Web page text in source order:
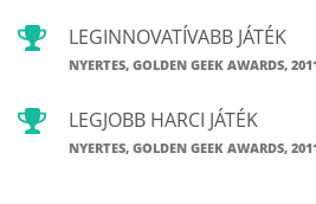
LEGINNOVATÍVABB JÁTÉK
NYERTES, GOLDEN GEEK AWARDS,
LEGJOBB HARCI JÁTÉK
NYERTES, GOLDEN GEEK AWARDS,